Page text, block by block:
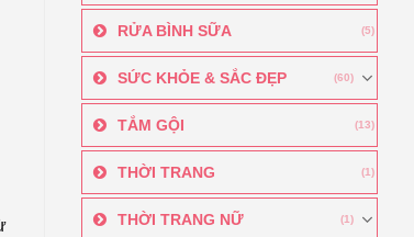
RỬA BÌNH SỮA (5)
SỨC KHỎE & SẮC ĐẸP (60)
TẮM GỘI (13)
THỜI TRANG (1)
THỜI TRANG NỮ (1)